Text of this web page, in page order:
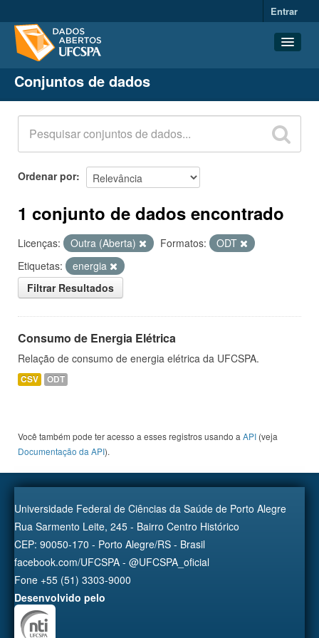
Entrar
Conjuntos de dados
Organizações
Grupos
Sobre
Conjuntos de dados
Ordenar por
1 conjunto de dados encontrado
Licenças: Outra (Aberta) Formatos:
ODT
Etiquetas:
energia
Filtrar Resultados
Consumo de Energia Elétrica
Relação de consumo de energia elétrica da UFCSPA.
CSV ODT
Você também pode ter acesso a esses registros usando a API (veja
Documentação da API).
Universidade Federal de Ciências da Saúde de Porto Alegre
Rua Sarmento Leite, 245 - Bairro Centro Histórico
CEP: 90050-170 - Porto Alegre/RS - Brasil
facebook.com/UFCSPA - @UFCSPA_oficial
Fone +55 (51) 3303-9000
Desenvolvido pelo